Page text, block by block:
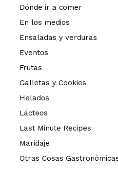
Dónde ir a comer
En los medios
Ensaladas y verduras
Eventos
Frutas
Galletas y Cookies
Helados
Lácteos
Last Minute Recipes
Maridaje
Otras Cosas